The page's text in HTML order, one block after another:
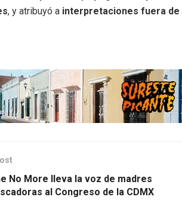
, y atribuyó a interpretaciones fuera de
No More lleva la voz de madres
al Congreso de la CDMX